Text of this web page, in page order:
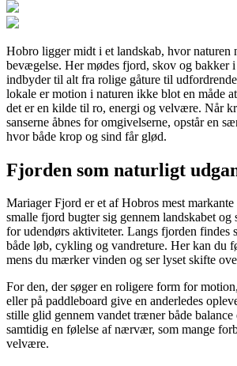
Hobro ligger midt i et landskab, hvor naturen
bevægelse. Her mødes fjord, skov og bakker
indbyder til alt fra rolige gåture til
lokale er motion i naturen ikke blot en måde
det er en kilde til ro, energi og velvære. Når
sanserne åbnes for omgivelserne, opstår en
hvor både krop og sind får glød.
Fjorden som naturligt
Mariager Fjord er et af Hobros mest
smalle fjord bugter sig gennem landskabet og
for udendørs aktiviteter. Langs fjorden findes
både løb, cykling og vandreture. Her kan du
mens du mærker vinden og ser lyset skifte
For den, der søger en roligere form for
eller på paddleboard give en anderledes
stille glid gennem vandet træner både
samtidig en følelse af nærvær, som mange
velvære.